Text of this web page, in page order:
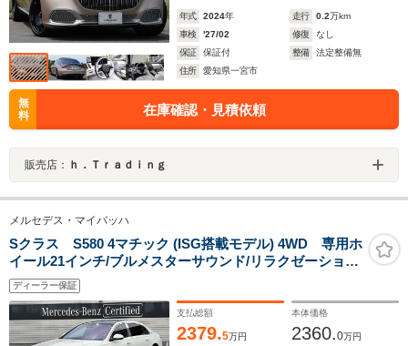
年式 2024年 走行 0.2万km
車検
'27/02 修復
なし
保証
保証付 整備
法定整備無
住所
愛知県一宮市
無
料
在庫確認・見積依頼
販売店： ｈ．Ｔｒａｄｉｎｇ
メルセデス・マイバッハ
Sクラス S580 4マチック (ISG搭載モデル) 4WD 専用ホ
イール21インチ/ブルメスターサウンド/リラクゼーション
シート/シャンパンクーラー/ショーファー
ディーラー保証
支払総額
2379.5万円
本体価格
2360.0万円